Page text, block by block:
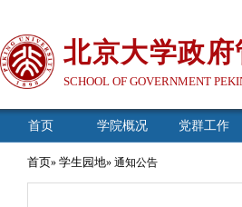
北京大学政
SCHOOL OF GOVERNMENT
首页 学院概况 党群工作
首页» 学生园地» 通知公告